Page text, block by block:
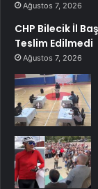
Ağustos 7, 2026
CHP Bilecik İl
Teslim Edilmedi
Ağustos 7, 2026